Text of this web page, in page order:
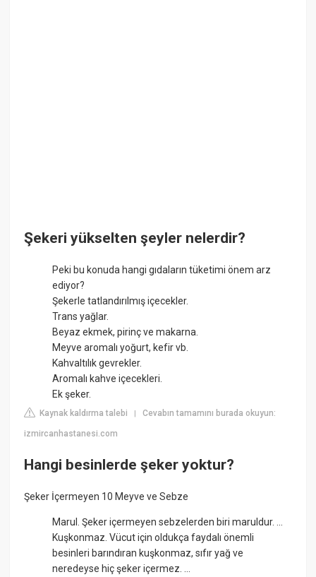
Şekeri yükselten şeyler nelerdir?
Peki bu konuda hangi gıdaların tüketimi önem arz
ediyor?
Şekerle tatlandırılmış içecekler.
Trans yağlar.
Beyaz ekmek, pirinç ve makarna.
Meyve aromalı yoğurt, kefir vb.
Kahvaltılık gevrekler.
Aromalı kahve içecekleri.
Ek şeker.
Kaynak kaldırma talebi |Cevabın tamamını burada okuyun:
izmircanhastanesi.com
Hangi besinlerde şeker yoktur?
Şeker İçermeyen 10 Meyve ve Sebze
Marul. Şeker içermeyen sebzelerden biri maruldur. ...
Kuşkonmaz. Vücut için oldukça faydalı önemli
besinleri barındıran kuşkonmaz, sıfır yağ ve
neredeyse hiç şeker içermez. ...